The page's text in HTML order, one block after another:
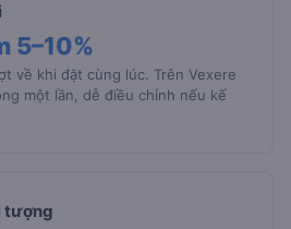
5–10%
về khi đặt cùng lúc. Trên Vexere
một lần, dễ điều chỉnh nếu kế
tượng